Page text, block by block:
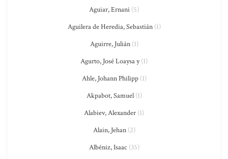
Aguiar, Ernani (5)
Aguilera de Heredia, Sebastián(1)
Aguirre, Julián(1)
Agurto, José Loaysa y(1)
Ahle, Johann Philipp(1)
Akpabot, Samuel(1)
Alabiev, Alexander (1)
Alain, Jehan(2)
Albéniz, Isaac (35)